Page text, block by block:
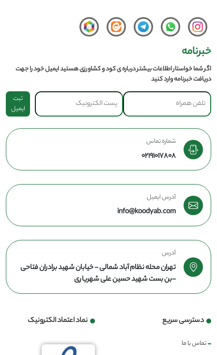
خبرنامه
اگر شما خواستار اطلاعات بیشتر درباره ی کود و کشاورزی هستید ایمیل خود را جهت
دریافت خبرنامه وارد کنید
ثبت
ایمیل
شماره تماس
02191017808
آدرس ایمیل
info@koodyab.com
آدرس
تهران محله نظام آباد شمالی - خیابان شهید برادران فتاحی
-بن بست شهید حسین علی شهریاری
دسترسی سریع
تماس با ما
نماد اعتماد الکترونیک